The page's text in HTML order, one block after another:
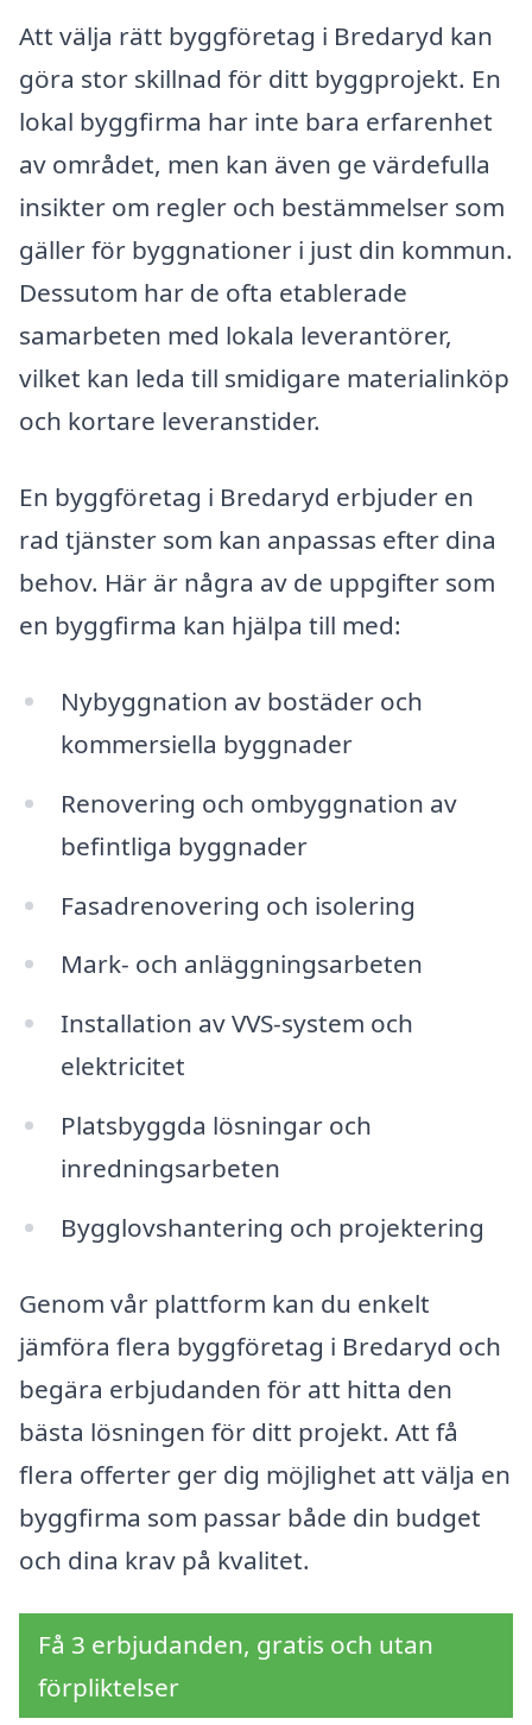
Att välja rätt byggföretag i Bredaryd kan
göra stor skillnad för ditt byggprojekt. En
lokal byggfirma har inte bara erfarenhet
av området, men kan även ge värdefulla
insikter om regler och bestämmelser som
gäller för byggnationer i just din kommun.
Dessutom har de ofta etablerade
samarbeten med lokala leverantörer,
vilket kan leda till smidigare materialinköp
och kortare leveranstider.
En byggföretag i Bredaryd erbjuder en
rad tjänster som kan anpassas efter dina
behov. Här är några av de uppgifter som
en byggfirma kan hjälpa till med:
Nybyggnation av bostäder och
kommersiella byggnader
Renovering och ombyggnation av
befintliga byggnader
Fasadrenovering och isolering
Mark- och anläggningsarbeten
Installation av VVS-system och
elektricitet
Platsbyggda lösningar och
inredningsarbeten
Bygglovshantering och projektering
Genom vår plattform kan du enkelt
jämföra flera byggföretag i Bredaryd och
begära erbjudanden för att hitta den
bästa lösningen för ditt projekt. Att få
flera offerter ger dig möjlighet att välja en
byggfirma som passar både din budget
och dina krav på kvalitet.
Få 3 erbjudanden, gratis och utan
förpliktelser